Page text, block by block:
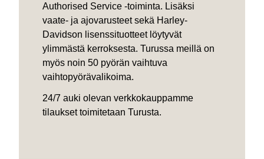
Authorised Service -toiminta. Lisäksi
vaate- ja ajovarusteet sekä Harley-
Davidson lisenssituotteet löytyvät
ylimmästä kerroksesta. Turussa meillä on
myös noin 50 pyörän vaihtuva
vaihtopyörävalikoima.
24/7 auki olevan verkkokauppamme
tilaukset toimitetaan Turusta.